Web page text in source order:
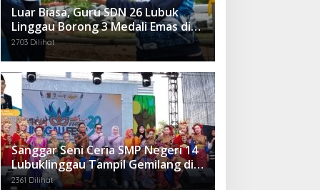
Luar Biasa, Guru SDN 26 Lubuk
Linggau Borong 3 Medali Emas di
Tiga Cabor Berbeda
2703 Dilihat
Sanggar Seni Ceria SMP Negeri 14
Lubuklinggau Tampil Gemilang di
Linggau Fest 2025
2361 Dilihat